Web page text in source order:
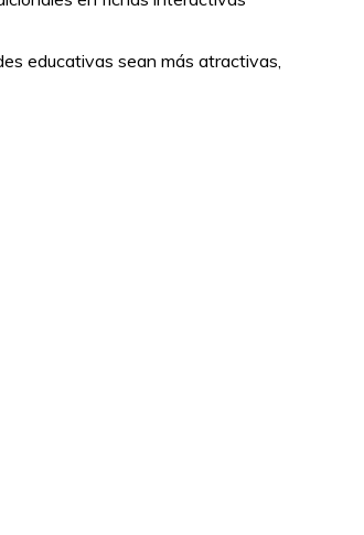
educativas sean más atractivas,